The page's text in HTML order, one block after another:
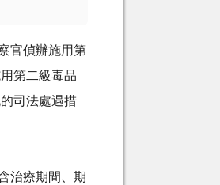
官偵辦施用第
第二級毒品
司法處遇措
治療期間、期